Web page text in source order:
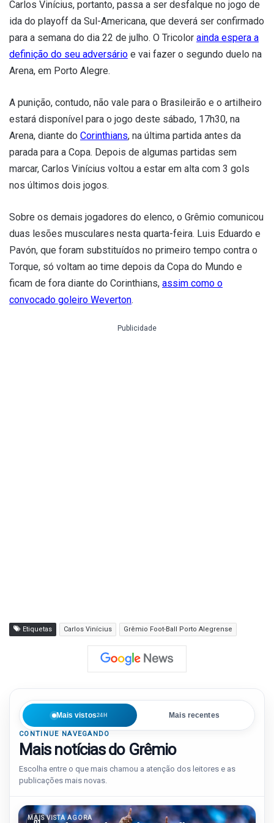
Carlos Vinícius, portanto, passa a ser desfalque no jogo de
ida do playoff da Sul-Americana, que deverá ser confirmado
para a semana do dia 22 de julho. O Tricolor ainda espera a
definição do seu adversário e vai fazer o segundo duelo na
Arena, em Porto Alegre.
A punição, contudo, não vale para o Brasileirão e o artilheiro
estará disponível para o jogo deste sábado, 17h30, na
Arena, diante do Corinthians, na última partida antes da
parada para a Copa. Depois de algumas partidas sem
marcar, Carlos Vinícius voltou a estar em alta com 3 gols
nos últimos dois jogos.
Sobre os demais jogadores do elenco, o Grêmio comunicou
duas lesões musculares nesta quarta-feira. Luis Eduardo e
Pavón, que foram substituídos no primeiro tempo contra o
Torque, só voltam ao time depois da Copa do Mundo e
ficam de fora diante do Corinthians, assim como o
convocado goleiro Weverton.
Publicidade
Etiquetas Carlos Vinícius Grêmio Foot-Ball Porto Alegrense
Mais vistos24H Mais recentes
CONTINUE NAVEGANDO
Mais notícias do Grêmio
Escolha entre o que mais chamou a atenção dos leitores e as
publicações mais novas.
MAIS VISTA AGORA